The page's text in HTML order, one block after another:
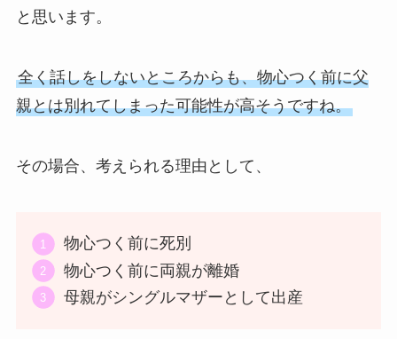
と思います。
全く話しをしないところからも、物心つく前に父
親とは別れてしまった可能性が高そうですね。
その場合、考えられる理由として、
物心つく前に死別
物心つく前に両親が離婚
母親がシングルマザーとして出産